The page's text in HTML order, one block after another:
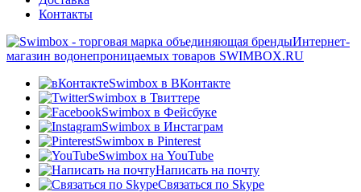
Контакты
Интернет-
магазин водонепроницаемых товаров SWIMBOX.RU
Swimbox в ВКонтакте
Swimbox в Твиттере
Swimbox в Фейсбуке
Swimbox в Инстаграм
Swimbox в Pinterest
Swimbox на YouTube
Написать на почту
Связаться по Skype